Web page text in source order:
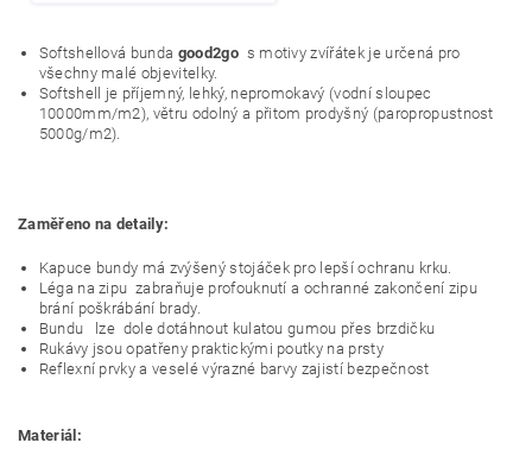
Softshellová bunda good2go s motivy zvířátek je určená pro
všechny malé objevitelky.
Softshell je příjemný, lehký, nepromokavý (vodní sloupec
10000mm/m2), větru odolný a přitom prodyšný (paropropustnost
5000g/m2).
Zaměřeno na detaily:
Kapuce bundy má zvýšený stojáček pro lepší ochranu krku.
Léga na zipu zabraňuje profouknutí a ochranné zakončení zipu
brání poškrábání brady.
Bundu lze dole dotáhnout kulatou gumou přes brzdičku
Rukávy jsou opatřeny praktickými poutky na prsty
Reflexní prvky a veselé výrazné barvy zajistí bezpečnost
Materiál: